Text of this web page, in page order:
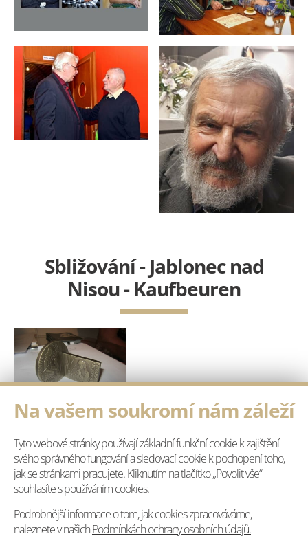
Na vašem soukromí nám záleží
Tyto webové stránky používají základní funkční cookie k zajištění
svého správného fungování a sledovací cookie k pochopení toho,
jak se stránkami pracujete. Kliknutím na tlačítko „Povolit vše“
souhlasíte s používáním cookies.
Podrobnější informace o tom, jak cookies zpracováváme,
naleznete v našichPodmínkách ochrany osobních údajů.
Sbližování - Jablonec nad
Nisou - Kaufbeuren
30.06.2016
Rýnovice(30. června) - Fotografie ze společných
aktivit partnerských měst Jablonce nad Nisou a
Kaufbeuren/Neugablonz zaplnily Galerii FR v
Rýnovicích. Co mají obě města a jejich lidé
společného, se dočtete již brzy v nové knize. Dům
česko-německého porozumění ji chystá spolu s